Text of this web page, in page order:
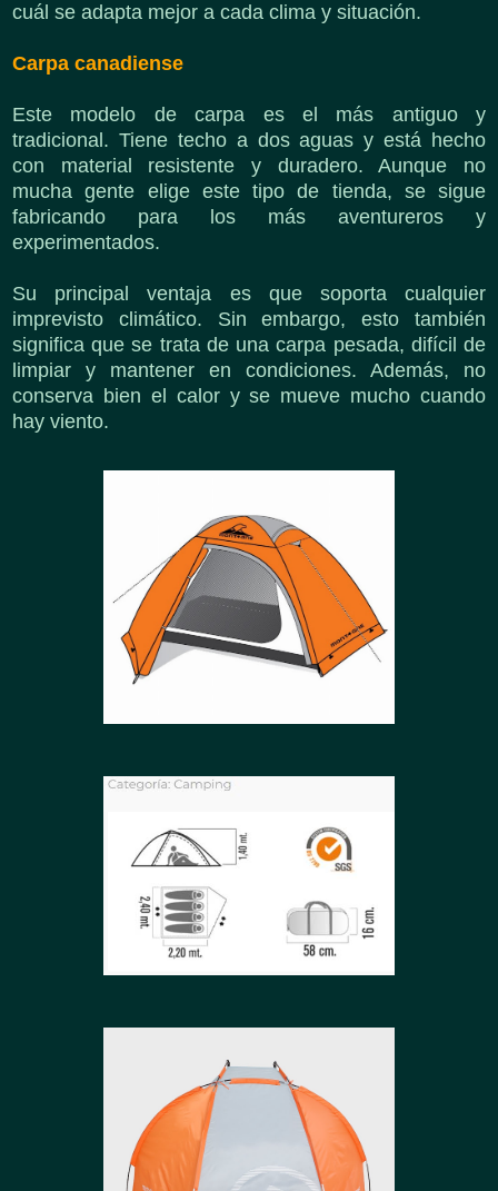
cuál se adapta mejor a cada clima y situación.
Carpa canadiense
Este modelo de carpa es el más antiguo y
tradicional. Tiene techo a dos aguas y está hecho
con material resistente y duradero. Aunque no
mucha gente elige este tipo de tienda, se sigue
fabricando para los más aventureros y
experimentados.
Su principal ventaja es que soporta cualquier
imprevisto climático. Sin embargo, esto también
significa que se trata de una carpa pesada, difícil de
limpiar y mantener en condiciones. Además, no
conserva bien el calor y se mueve mucho cuando
hay viento.